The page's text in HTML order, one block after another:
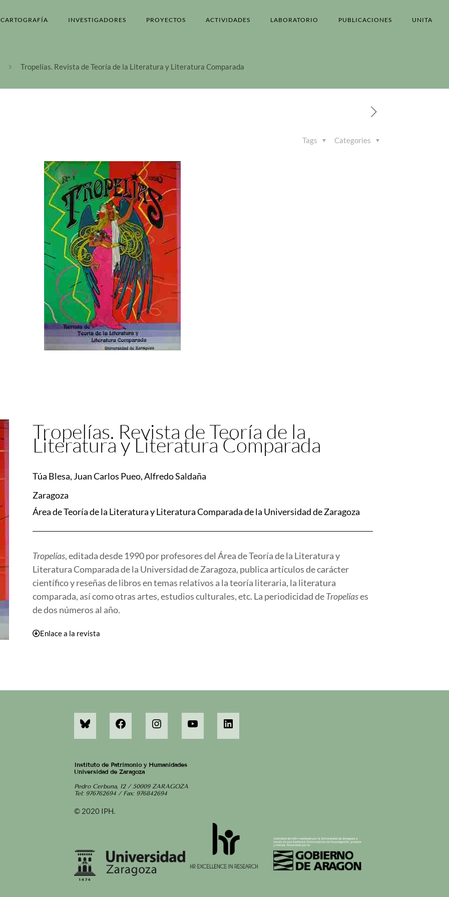
CARTOGRAFÍA INVESTIGADORES PROYECTOS ACTIVIDADES LABORATORIO PUBLICACIONES UNITA
Tropelías. Revista de Teoría de la Literatura y Literatura Comparada
Categories
Tags
Tropelías. Revista de Teoría de la
Literatura y Literatura Comparada
Túa Blesa, Juan Carlos Pueo, Alfredo Saldaña
Zaragoza
Área de Teoría de la Literatura y Literatura Comparada de la Universidad de Zaragoza
Tropelías, editada desde 1990 por profesores del Área de Teoría de la Literatura y
Literatura Comparada de la Universidad de Zaragoza, publica artículos de carácter
científico y reseñas de libros en temas relativos a la teoría literaria, la literatura
comparada, así como otras artes, estudios culturales, etc. La periodicidad deTropelíases
de dos números al año.
Enlace a la revista
Instituto de Patrimonio y Humanidades
Universidad de Zaragoza
Pedro Cerbuna, 12 / 50009 ZARAGOZA
Tel: 976762694 / Fax: 976842694
© 2020 IPH.